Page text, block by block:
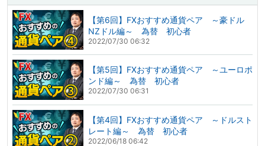
【第6回】FXおすすめ通貨ペア ～豪ドル
NZドル編～ 為替 初心者
2022/07/30 06:32
【第5回】FXおすすめ通貨ペア ～ユーロポ
ンド編～ 為替 初心者
2022/07/30 06:31
【第4回】FXおすすめ通貨ペア ～ドルスト
レート編～ 為替 初心者
2022/06/18 06:42